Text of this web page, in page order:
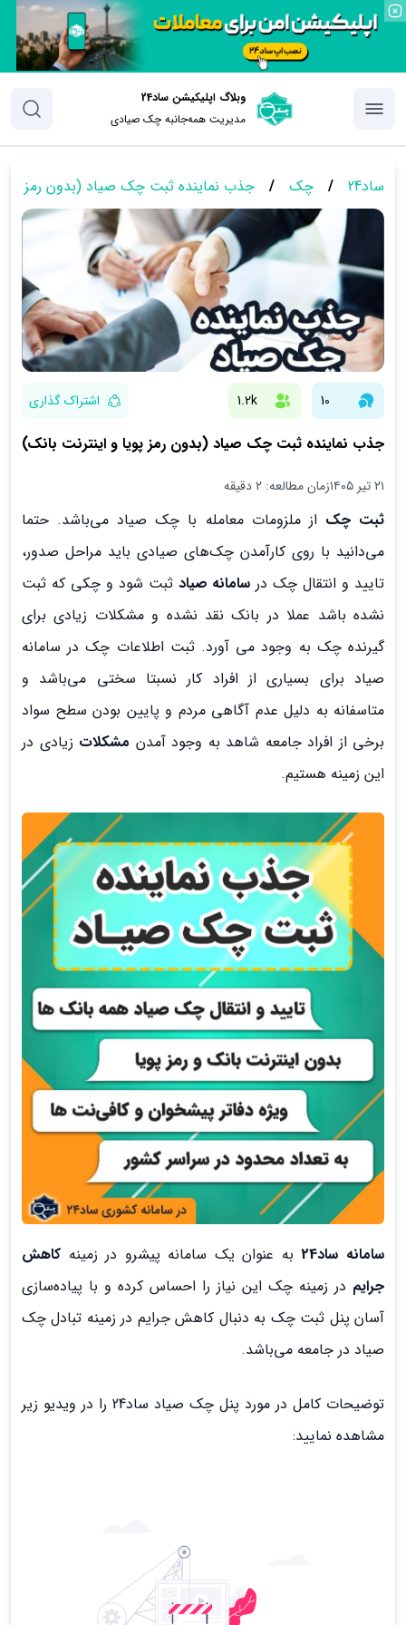
وبلاگ اپلیکیشن ساد24
مدیریت همه‌جانبه چک‌ صیادی
ساد24 / چک / جذب نماینده ثبت چک صیاد (بدون رمز
10
1.2k اشتراک گذاری
جذب نماینده ثبت چک صیاد (بدون رمز پویا و اینترنت بانک)
۲۱ تیر ۱۴۰۵ زمان مطالعه: 2 دقیقه
ثبت چک از ملزومات معامله با چک صیاد می‌باشد. حتما
می‌دانید با روی کارآمدن چک‌های صیادی باید مراحل صدور،
تایید و انتقال چک در سامانه صیاد ثبت شود و چکی که ثبت
نشده باشد عملا در بانک نقد نشده و مشکلات زیادی برای
گیرنده چک به وجود می آورد. ثبت اطلاعات چک در سامانه
صیاد برای بسیاری از افراد کار نسبتا سختی می‌باشد و
متاسفانه به دلیل عدم آگاهی مردم و پایین بودن سطح سواد
برخی از افراد جامعه شاهد به وجود آمدن مشکلات زیادی در
این زمینه هستیم.
سامانه ساد24 به عنوان یک سامانه پیشرو در زمینه کاهش
جرایم در زمینه چک این نیاز را احساس کرده و با پیاده‌سازی
آسان پنل ثبت چک به دنبال کاهش جرایم در زمینه تبادل چک
صیاد در جامعه می‌باشد.
توضیحات کامل در مورد پنل چک صیاد ساد24 را در ویدیو زیر
مشاهده نمایید: